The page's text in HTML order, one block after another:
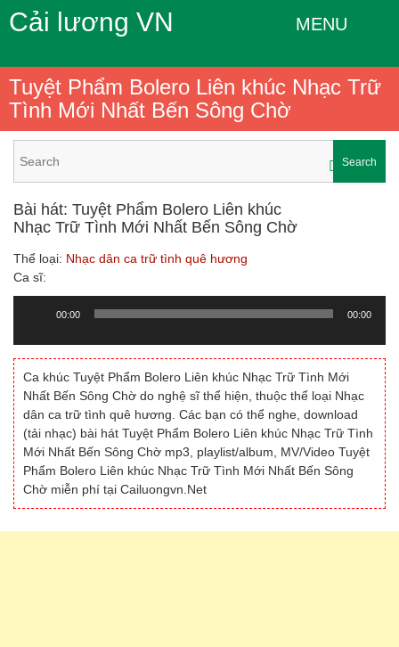
Cải lương VN MENU
Tuyệt Phẩm Bolero Liên khúc Nhạc Trữ
Tình Mới Nhất Bến Sông Chờ
Search
Bài hát: Tuyệt Phẩm Bolero Liên khúc
Nhạc Trữ Tình Mới Nhất Bến Sông Chờ
Thể loại: Nhạc dân ca trữ tình quê hương
Ca sĩ:
00:00 00:00
Ca khúc Tuyệt Phẩm Bolero Liên khúc Nhạc Trữ Tình Mới
Nhất Bến Sông Chờ do nghệ sĩ thể hiện, thuộc thể loại Nhạc
dân ca trữ tình quê hương. Các bạn có thể nghe, download
(tải nhạc) bài hát Tuyệt Phẩm Bolero Liên khúc Nhạc Trữ Tình
Mới Nhất Bến Sông Chờ mp3, playlist/album, MV/Video Tuyệt
Phẩm Bolero Liên khúc Nhạc Trữ Tình Mới Nhất Bến Sông
Chờ miễn phí tại Cailuongvn.Net